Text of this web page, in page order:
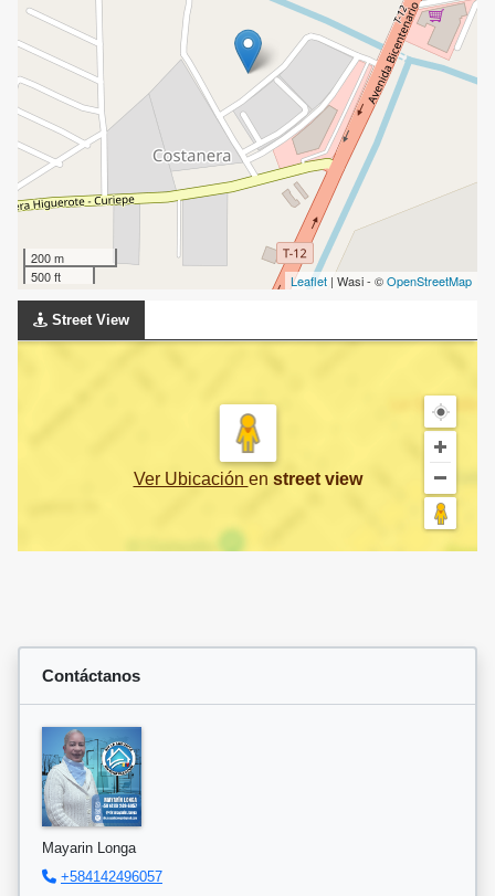
200 m
500 ft
Leaflet | Wasi - ©OpenStreetMap
Street View
Ver Ubicación en street view
Contáctanos
Mayarin Longa
+584142496057